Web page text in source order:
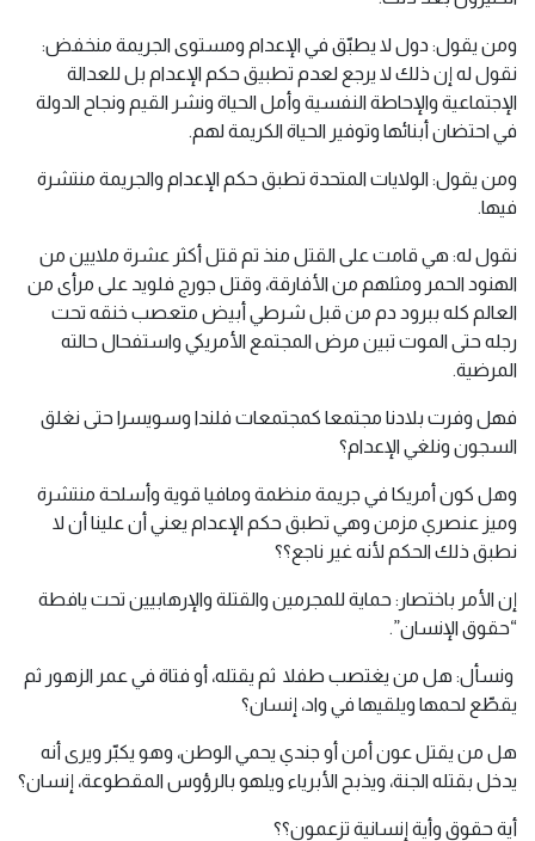
ومن يقول: دول لا يطبّق في الإعدام ومستوى الجريمة منخفض:
نقول له إن ذلك لا يرجع لعدم تطبيق حكم الإعدام بل للعدالة
الإجتماعية والإحاطة النفسية وأمل الحياة ونشر القيم ونجاح الدولة
في احتضان أبنائها وتوفير الحياة الكريمة لهم.
ومن يقول: الولايات المتحدة تطبق حكم الإعدام والجريمة منتشرة
فيها.
نقول له: هي قامت على القتل منذ تم قتل أكثر عشرة ملايين من
الهنود الحمر ومثلهم من الأفارقة، وقتل جورج فلويد على مرأى من
العالم كله ببرود دم من قبل شرطي أبيض متعصب خنقه تحت
رجله حتى الموت تبين مرض المجتمع الأمريكي واستفحال حالته
المرضية.
فهل وفرت بلادنا مجتمعا كمجتمعات فلندا وسويسرا حتى نغلق
السجون ونلغي الإعدام؟
وهل كون أمريكا في جريمة منظمة ومافيا قوية وأسلحة منتشرة
وميز عنصري مزمن وهي تطبق حكم الإعدام يعني أن علينا أن لا
نطبق ذلك الحكم لأنه غير ناجع؟؟
إن الأمر باختصار: حماية للمجرمين والقتلة والإرهابيين تحت يافطة
“حقوق الإنسان”.
ونسأل: هل من يغتصب طفلا ثم يقتله، أو فتاة في عمر الزهور ثم
يقطّع لحمها ويلقيها في واد، إنسان؟
هل من يقتل عون أمن أو جندي يحمي الوطن، وهو يكبّر ويرى أنه
يدخل بقتله الجنة، ويذبح الأبرياء ويلهو بالرؤوس المقطوعة، إنسان؟
أية حقوق وأية إنسانية تزعمون؟؟